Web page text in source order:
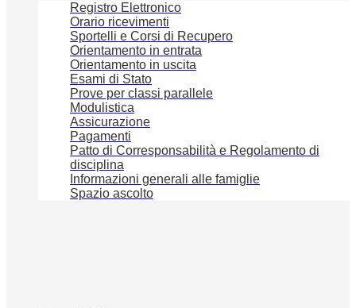
Registro Elettronico
Orario ricevimenti
Sportelli e Corsi di Recupero
Orientamento in entrata
Orientamento in uscita
Esami di Stato
Prove per classi parallele
Modulistica
Assicurazione
Pagamenti
Patto di Corresponsabilità e Regolamento di
disciplina
Informazioni generali alle famiglie
Spazio ascolto